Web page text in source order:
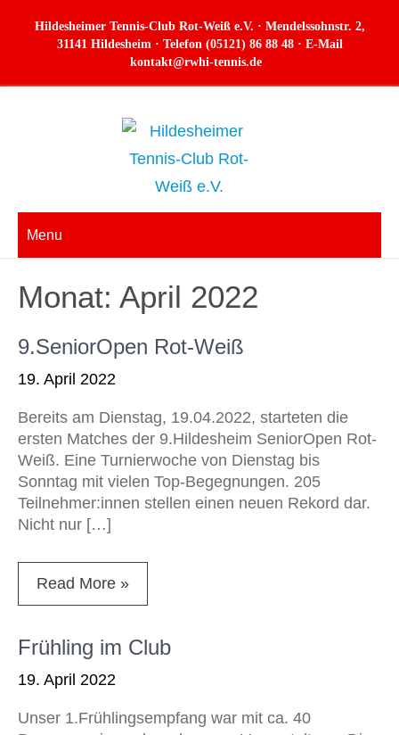
Hildesheimer Tennis-Club Rot-Weiß e.V. · Mendelssohnstr. 2,
31141 Hildesheim · Telefon (05121) 86 88 48 · E-Mail
kontakt@rwhi-tennis.de
Menu
Monat: April 2022
9.SeniorOpen Rot-Weiß
19. April 2022
Bereits am Dienstag, 19.04.2022, starteten die
ersten Matches der 9.Hildesheim SeniorOpen Rot-
Weiß. Eine Turnierwoche von Dienstag bis
Sonntag mit vielen Top-Begegnungen. 205
Teilnehmer:innen stellen einen neuen Rekord dar.
Nicht nur […]
Read More »
Frühling im Club
19. April 2022
Unser 1.Frühlingsempfang war mit ca. 40